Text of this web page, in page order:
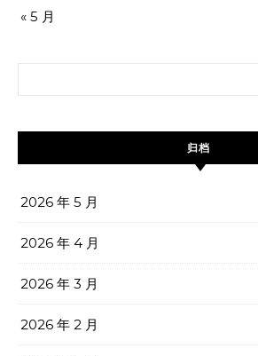
« 5 月
归档
2026 年 5 月
2026 年 4 月
2026 年 3 月
2026 年 2 月